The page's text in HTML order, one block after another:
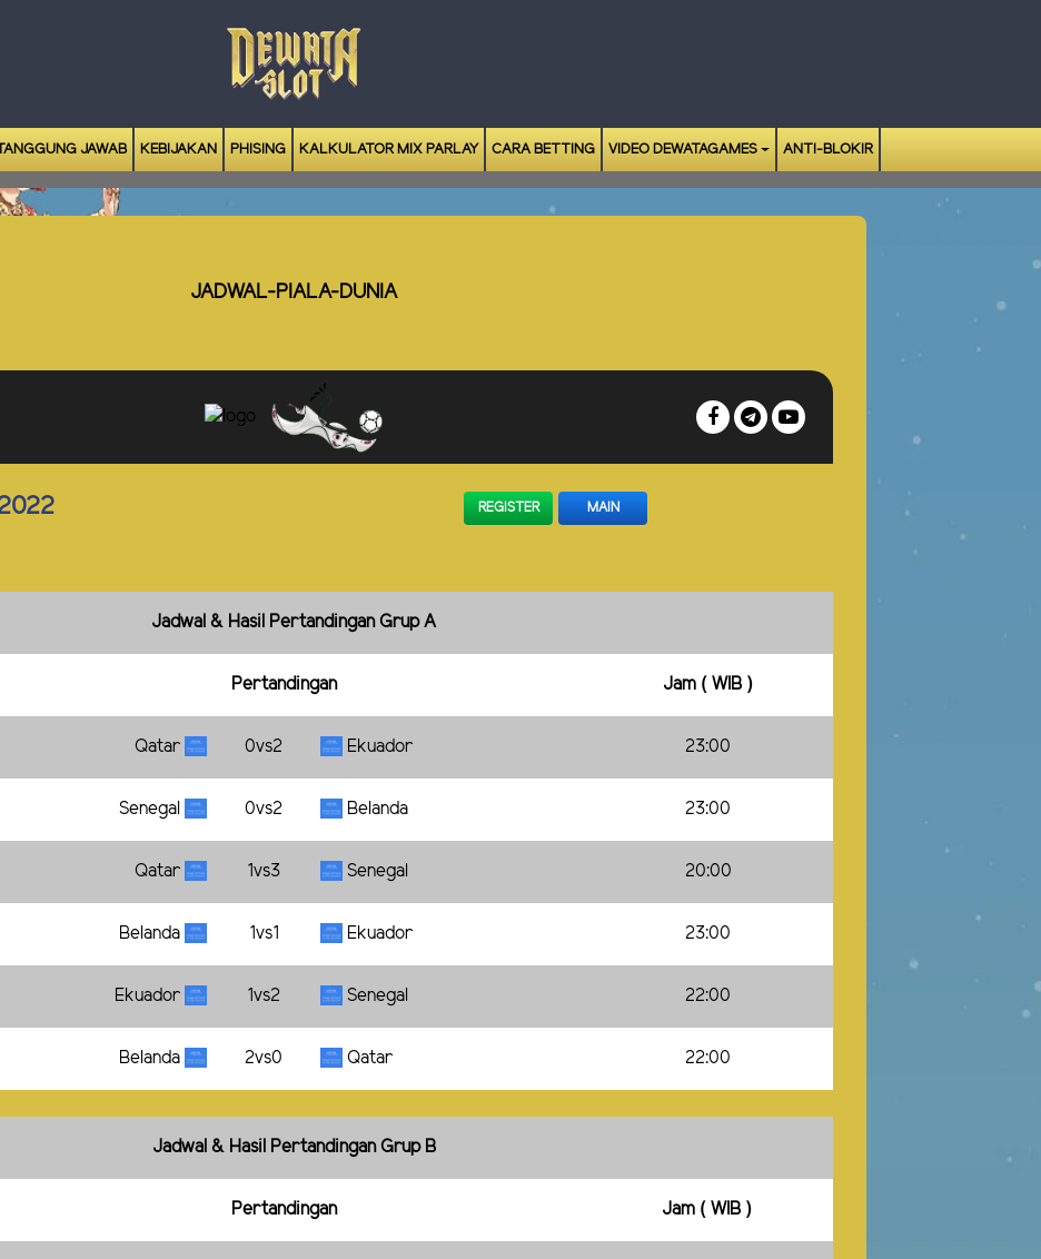
JAWAB KEBIJAKAN PHISING KALKULATOR MIX PARLAY CARA BETTING VIDEO DEWATAGAMES ANTI-BLOKIR
JADWAL-PIALA-DUNIA
REGISTER MAIN
Jadwal & Hasil Pertandingan Grup A
Pertandingan Jam ( WIB )
Qatar 0vs2 Ekuador 23:00
Senegal 0vs2 Belanda 23:00
Qatar 1vs3 Senegal 20:00
Belanda 1vs1 Ekuador 23:00
Ekuador 1vs2 Senegal 22:00
Belanda 2vs0 Qatar 22:00
Jadwal & Hasil Pertandingan Grup B
Pertandingan Jam ( WIB )